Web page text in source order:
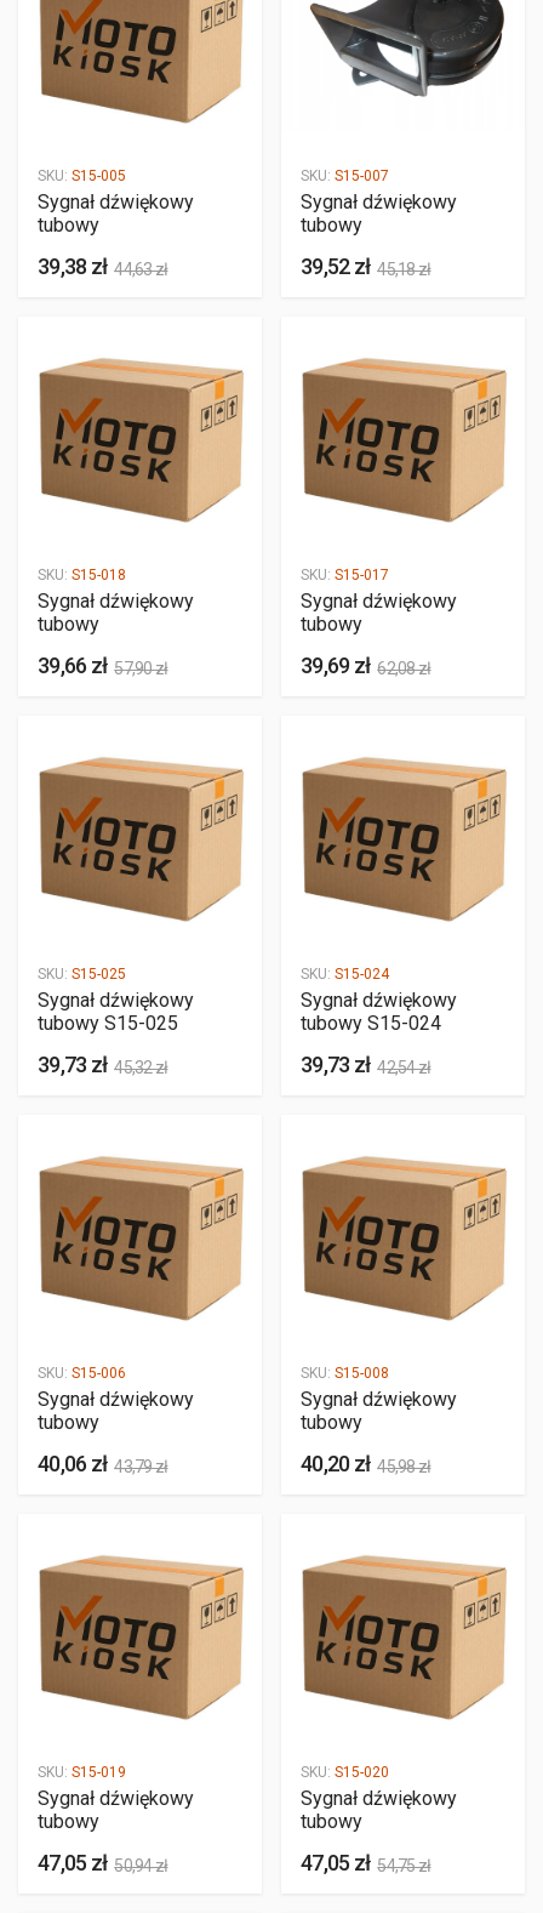
SKU: S15-005
Sygnał dźwiękowy
tubowy
39,38 zł 44,63 zł
SKU: S15-007
Sygnał dźwiękowy
tubowy
39,52 zł 45,18 zł
SKU: S15-018
Sygnał dźwiękowy
tubowy
39,66 zł 57,90 zł
SKU: S15-017
Sygnał dźwiękowy
tubowy
39,69 zł 62,08 zł
SKU: S15-025
Sygnał dźwiękowy
tubowy S15-025
39,73 zł 45,32 zł
SKU: S15-024
Sygnał dźwiękowy
tubowy S15-024
39,73 zł 42,54 zł
SKU: S15-006
Sygnał dźwiękowy
tubowy
40,06 zł 43,79 zł
SKU: S15-008
Sygnał dźwiękowy
tubowy
40,20 zł 45,98 zł
SKU: S15-019
Sygnał dźwiękowy
tubowy
47,05 zł 50,94 zł
SKU: S15-020
Sygnał dźwiękowy
tubowy
47,05 zł 54,75 zł